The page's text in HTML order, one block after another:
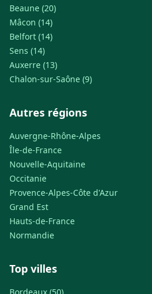
Beaune (20)
Mâcon (14)
Belfort (14)
Sens (14)
Auxerre (13)
Chalon-sur-Saône (9)
Autres régions
Auvergne-Rhône-Alpes
Île-de-France
Nouvelle-Aquitaine
Occitanie
Provence-Alpes-Côte d'Azur
Grand Est
Hauts-de-France
Normandie
Top villes